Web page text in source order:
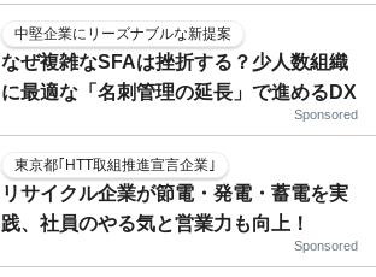
中堅企業にリーズナブルな新提案
なぜ複雑なSFAは挫折する？少人数組織
に最適な「名刺管理の延長」で進めるDX
Sponsored
東京都｢HTT取組推進宣言企業｣
リサイクル企業が節電・発電・蓄電を実
践、社員のやる気と営業力も向上！
Sponsored